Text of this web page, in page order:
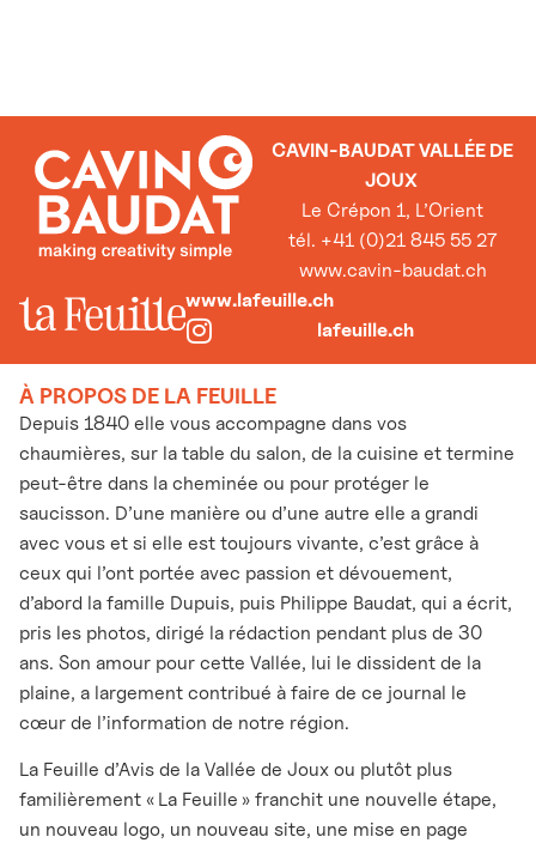
CAVIN-BAUDAT VALLÉE DE
JOUX
Le Crépon 1, L’Orient
tél. +41 (0)21 845 55 27
www.cavin-baudat.ch
www.lafeuille.ch
lafeuille.ch
À PROPOS DE LA FEUILLE
Depuis 1840 elle vous accompagne dans vos
chaumières, sur la table du salon, de la cuisine et termine
peut-être dans la cheminée ou pour protéger le
saucisson. D’une manière ou d’une autre elle a grandi
avec vous et si elle est toujours vivante, c’est grâce à
ceux qui l’ont portée avec passion et dévouement,
d’abord la famille Dupuis, puis Philippe Baudat, qui a écrit,
pris les photos, dirigé la rédaction pendant plus de 30
ans. Son amour pour cette Vallée, lui le dissident de la
plaine, a largement contribué à faire de ce journal le
cœur de l’information de notre région.
La Feuille d’Avis de la Vallée de Joux ou plutôt plus
familièrement « La Feuille » franchit une nouvelle étape,
un nouveau logo, un nouveau site, une mise en page